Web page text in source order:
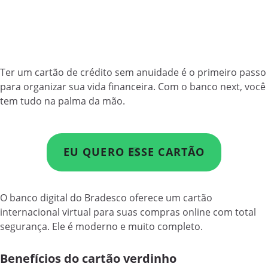
Ter um cartão de crédito sem anuidade é o primeiro passo
para organizar sua vida financeira. Com o banco next, você
tem tudo na palma da mão.
EU QUERO ESSE CARTÃO
O banco digital do Bradesco oferece um cartão
internacional virtual para suas compras online com total
segurança. Ele é moderno e muito completo.
Benefícios do cartão verdinho